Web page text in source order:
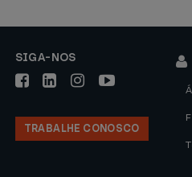
SIGA-NOS
TRABALHE CONOSCO